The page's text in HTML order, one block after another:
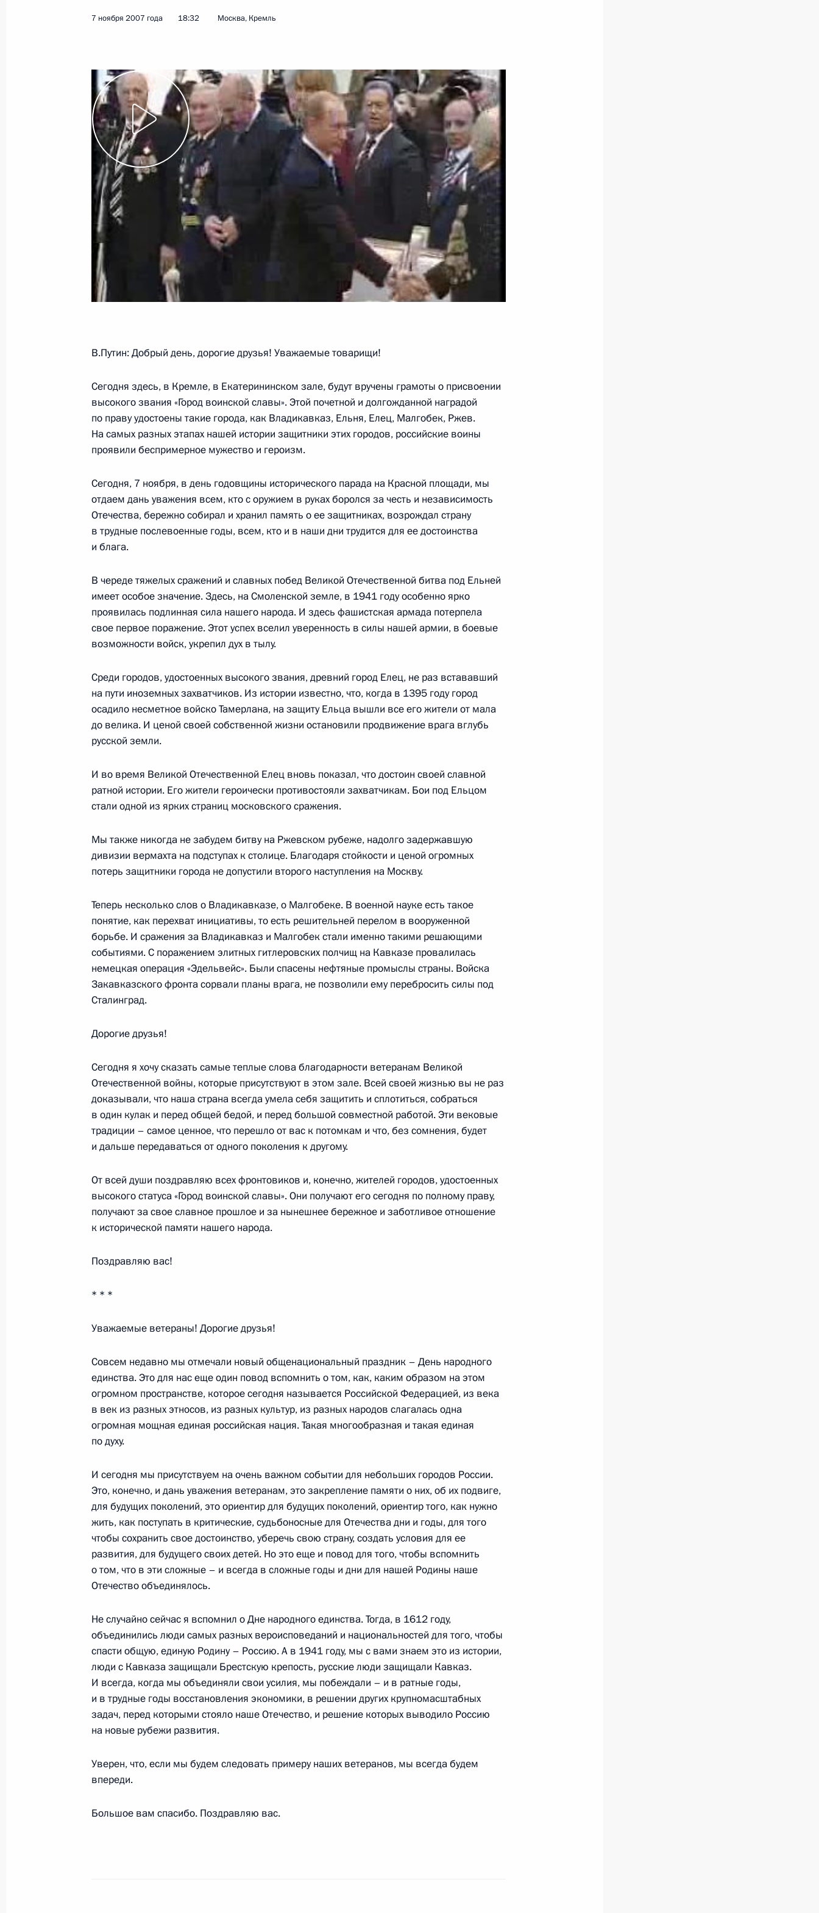
Выдержка из стенографического отчета о встрече
с автодорожниками, занятыми на строительстве участка
объездной магистрали вокруг Красноярска (о предстоящих
парламентских выборах)
13 ноября 2007 года, 19:00
Стенографический отчет о встрече с автодорожниками,
занятыми на строительстве участка объездной магистрали
вокруг Красноярска
13 ноября 2007 года, 18:29
13 ноября 2007 года, 18:00 Красноярск
12 ноября 2007 года, понедельник
Начало рабочей встречи с Председателем Правительства
Виктором Зубковым
12 ноября 2007 года, 19:47 Москва, Кремль
Заявления для прессы и ответы на вопросы журналистов
по итогам российско-индийских переговоров
Начало российско-индийских переговоров в расширенном
составе
Начало встречи с Премьер-министром Индии Манмоханом
Сингхом
10 ноября 2007 года, суббота
Выступление на торжественном вечере, посвященном Дню
милиции
10 ноября 2007 года, 20:59 Москва, Кремль
Вступительное слово на встрече с сотрудниками
правоохранительных органов
10 ноября 2007 года, 14:30 Москва, Кремль
9 ноября 2007 года, пятница
9 ноября 2007 года, 15:15
8 ноября 2007 года, четверг
8 ноября 2007 года, 20:22 Москва, Кремль
7 ноября 2007 года, среда
Выступление на церемонии вручения грамот о присвоении
Ельцу, Малгобеку, Ржеву
Начало рабочей встречи с Председателем Правительства
Виктором Зубковым
7 ноября 2007 года, 16:32 Москва, Кремль
Начало встречи с представителями нидерландских и российских
деловых кругов
6 ноября 2007 года, 23:21 Москва, Кремль
Заявления для прессы по итогам российско-нидерландских
6 ноября 2007 года, 19:53 Москва, Кремль
Начало российско-нидерландских переговоров в расширенном
составе
6 ноября 2007 года, 15:49 Москва, Колонный зал
Начало встречи с Премьер-министром Нидерландов Яном
Петером Балкененде
6 ноября 2007 года, 14:28
7 ноября 2007 года 18:32 Москва, Кремль
В.Путин: Добрый день, дорогие друзья! Уважаемые товарищи!
Сегодня здесь, в Кремле, в Екатерининском зале, будут вручены грамоты о присвоении
высокого звания «Город воинской славы». Этой почетной и долгожданной наградой
по праву удостоены такие города, как Владикавказ, Ельня, Елец, Малгобек, Ржев.
На самых разных этапах нашей истории защитники этих городов, российские воины
проявили беспримерное мужество и героизм.
Сегодня, 7 ноября, в день годовщины исторического парада на Красной площади, мы
отдаем дань уважения всем, кто с оружием в руках боролся за честь и независимость
Отечества, бережно собирал и хранил память о ее защитниках, возрождал страну
в трудные послевоенные годы, всем, кто и в наши дни трудится для ее достоинства
и блага.
В череде тяжелых сражений и славных побед Великой Отечественной битва под Ельней
имеет особое значение. Здесь, на Смоленской земле, в 1941 году особенно ярко
проявилась подлинная сила нашего народа. И здесь фашистская армада потерпела
свое первое поражение. Этот успех вселил уверенность в силы нашей армии, в боевые
возможности войск, укрепил дух в тылу.
Среди городов, удостоенных высокого звания, древний город Елец, не раз встававший
на пути иноземных захватчиков. Из истории известно, что, когда в 1395 году город
осадило несметное войско Тамерлана, на защиту Ельца вышли все его жители от мала
до велика. И ценой своей собственной жизни остановили продвижение врага вглубь
русской земли.
И во время Великой Отечественной Елец вновь показал, что достоин своей славной
ратной истории. Его жители героически противостояли захватчикам. Бои под Ельцом
стали одной из ярких страниц московского сражения.
Мы также никогда не забудем битву на Ржевском рубеже, надолго задержавшую
дивизии вермахта на подступах к столице. Благодаря стойкости и ценой огромных
потерь защитники города не допустили второго наступления на Москву.
Теперь несколько слов о Владикавказе, о Малгобеке. В военной науке есть такое
понятие, как перехват инициативы, то есть решительней перелом в вооруженной
борьбе. И сражения за Владикавказ и Малгобек стали именно такими решающими
событиями. С поражением элитных гитлеровских полчищ на Кавказе провалилась
немецкая операция «Эдельвейс». Были спасены нефтяные промыслы страны. Войска
Закавказского фронта сорвали планы врага, не позволили ему перебросить силы под
Сталинград.
Дорогие друзья!
Сегодня я хочу сказать самые теплые слова благодарности ветеранам Великой
Отечественной войны, которые присутствуют в этом зале. Всей своей жизнью вы не раз
доказывали, что наша страна всегда умела себя защитить и сплотиться, собраться
в один кулак и перед общей бедой, и перед большой совместной работой. Эти вековые
традиции – самое ценное, что перешло от вас к потомкам и что, без сомнения, будет
и дальше передаваться от одного поколения к другому.
От всей души поздравляю всех фронтовиков и, конечно, жителей городов, удостоенных
высокого статуса «Город воинской славы». Они получают его сегодня по полному праву,
получают за свое славное прошлое и за нынешнее бережное и заботливое отношение
к исторической памяти нашего народа.
Поздравляю вас!
* * *
Уважаемые ветераны! Дорогие друзья!
Совсем недавно мы отмечали новый общенациональный праздник – День народного
единства. Это для нас еще один повод вспомнить о том, как, каким образом на этом
огромном пространстве, которое сегодня называется Российской Федерацией, из века
в век из разных этносов, из разных культур, из разных народов слагалась одна
огромная мощная единая российская нация. Такая многообразная и такая единая
по духу.
И сегодня мы присутствуем на очень важном событии для небольших городов России.
Это, конечно, и дань уважения ветеранам, это закрепление памяти о них, об их подвиге,
для будущих поколений, это ориентир для будущих поколений, ориентир того, как нужно
жить, как поступать в критические, судьбоносные для Отечества дни и годы, для того
чтобы сохранить свое достоинство, уберечь свою страну, создать условия для ее
развития, для будущего своих детей. Но это еще и повод для того, чтобы вспомнить
о том, что в эти сложные – и всегда в сложные годы и дни для нашей Родины наше
Отечество объединялось.
Не случайно сейчас я вспомнил о Дне народного единства. Тогда, в 1612 году,
объединились люди самых разных вероисповеданий и национальностей для того, чтобы
спасти общую, единую Родину – Россию. А в 1941 году, мы с вами знаем это из истории,
люди с Кавказа защищали Брестскую крепость, русские люди защищали Кавказ.
И всегда, когда мы объединяли свои усилия, мы побеждали – и в ратные годы,
и в трудные годы восстановления экономики, в решении других крупномасштабных
задач, перед которыми стояло наше Отечество, и решение которых выводило Россию
на новые рубежи развития.
Уверен, что, если мы будем следовать примеру наших ветеранов, мы всегда будем
впереди.
Большое вам спасибо. Поздравляю вас.